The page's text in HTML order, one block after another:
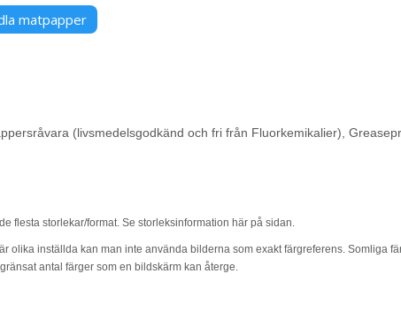
matpapper
(livsmedelsgodkänd och fri från Fluorkemikalier),
flesta storlekar/format. Se storleksinformation här på sidan.
olika inställda kan man inte använda bilderna som exakt färgreferens. Somliga
antal färger som en bildskärm kan återge.